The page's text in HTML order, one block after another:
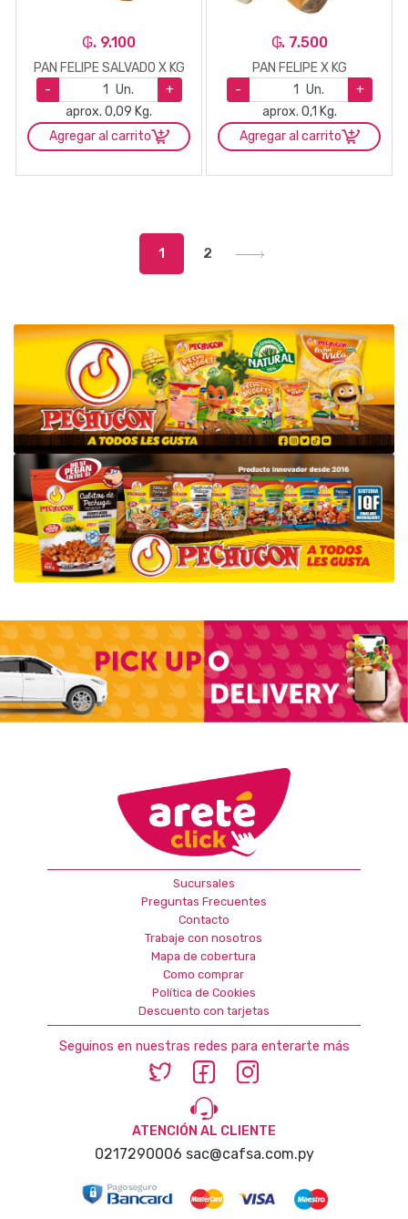
₲. 9.100
PAN FELIPE SALVADO X KG
-
Un.
+
aprox. 0,09 Kg.
Agregar al carrito
₲. 7.500
PAN FELIPE X KG
-
Un.
+
aprox. 0,1 Kg.
Agregar al carrito
1 2
Sucursales
Preguntas Frecuentes
Contacto
Trabaje con nosotros
Mapa de cobertura
Como comprar
Política de Cookies
Descuento con tarjetas
Seguinos en nuestras redes para enterarte más
ATENCIÓN AL CLIENTE
0217290006 sac@cafsa.com.py